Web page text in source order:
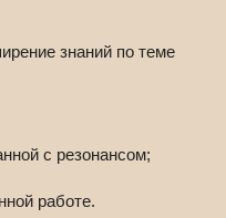
знаний по теме
с резонансом;
работе.